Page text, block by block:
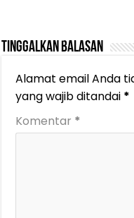
Tinggalkan Balasan
Alamat email Anda
yang wajib ditandai *
Komentar *